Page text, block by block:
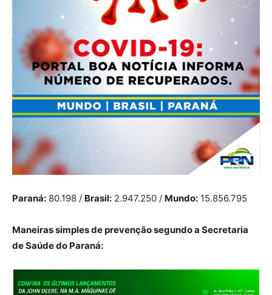
Paraná: 80.198 / Brasil: 2.947.250 / Mundo: 15.856.795
Maneiras simples de prevenção segundo a Secretaria
de Saúde do Paraná: